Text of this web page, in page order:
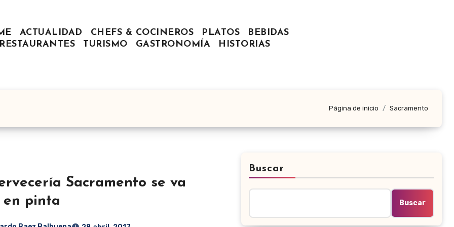
ACTUALIDAD CHEFS & COCINEROS PLATOS
BEBIDAS
RESTAURANTES
TURISMO GASTRONOMÍA HISTORIAS
Página de inicio Sacramento
Sacramento se va
en pinta
Buscar
Buscar